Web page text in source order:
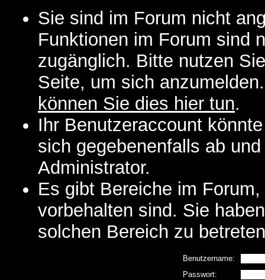
Sie sind im Forum nicht
Funktionen im Forum sind
zugänglich. Bitte nutzen
Seite, um sich
können Sie dies hier tun.
Ihr Benutzeraccount
sich gegebenenfalls ab
Administrator.
Es gibt Bereiche im
vorbehalten sind. Sie
solchen Bereich zu
Benutzername:
Passwort: